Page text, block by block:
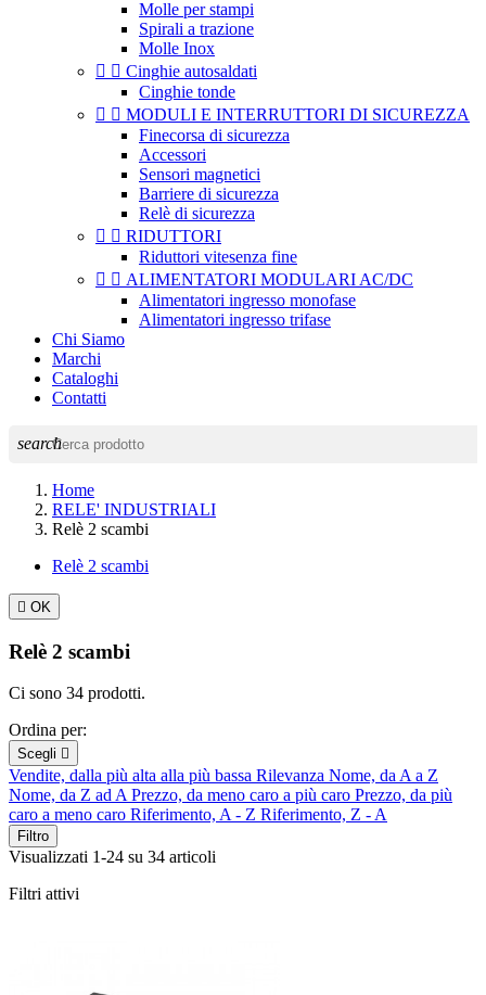
Molle per stampi
Spirali a trazione
Molle Inox
  Cinghie autosaldati
Cinghie tonde
  MODULI E INTERRUTTORI DI SICUREZZA
Finecorsa di sicurezza
Accessori
Sensori magnetici
Barriere di sicurezza
Relè di sicurezza
  RIDUTTORI
Riduttori vitesenza fine
  ALIMENTATORI MODULARI AC/DC
Alimentatori ingresso monofase
Alimentatori ingresso trifase
Chi Siamo
Marchi
Cataloghi
Contatti
search
Home
RELE' INDUSTRIALI
Relè 2 scambi
Relè 2 scambi
 OK
Relè 2 scambi
Ci sono 34 prodotti.
Ordina per:
Scegli 
Vendite, dalla più alta alla più bassa Rilevanza Nome, da A a Z
Nome, da Z ad APrezzo, da meno caro a più caro Prezzo, da più
caro a meno caro Riferimento, A - Z Riferimento, Z - A
Filtro
Visualizzati 1-24 su 34 articoli
Filtri attivi